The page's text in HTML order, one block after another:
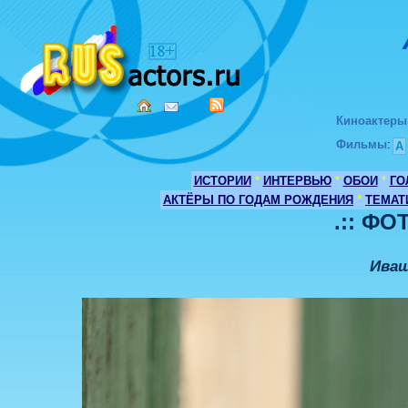
Киноактеры
Фильмы: А
ИСТОРИИ * ИНТЕРВЬЮ * ОБОИ *
АКТЁРЫ ПО ГОДАМ РОЖДЕНИЯ *
.::